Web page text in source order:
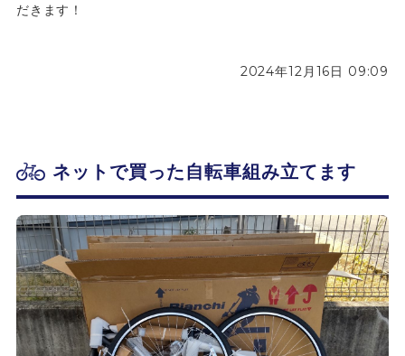
だきます！
2024年12月16日 09:09
ネットで買った自転車組み立てます